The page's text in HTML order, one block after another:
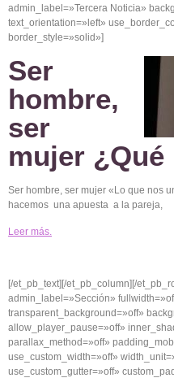
admin_label=»Tercera Noticia»
text_orientation=»left»
border_style=»solid»]
Ser
hombre,
ser
mujer ¿Qué
Ser hombre, ser mujer «Lo que nos
hacemos una apuesta a la pareja,
Leer más
[/et_pb_text][/et_pb_column][/
admin_label=»Sección»
transparent_background=»off»
allow_player_pause=»off»
parallax_method=»off»
use_custom_width=»off»
use_custom_gutter=»off»